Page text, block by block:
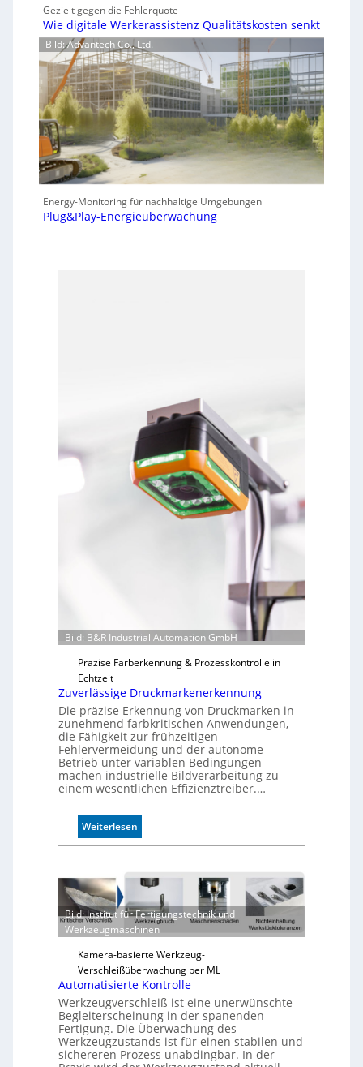
Gezielt gegen die Fehlerquote
Wie digitale Werkerassistenz Qualitätskosten senkt
Bild: Advantech Co., Ltd.
Energy-Monitoring für nachhaltige Umgebungen
Plug&Play-Energieüberwachung
Bild: B&R Industrial Automation GmbH
Präzise Farberkennung & Prozesskontrolle in
Echtzeit
Zuverlässige Druckmarkenerkennung
Die präzise Erkennung von Druckmarken in
zunehmend farbkritischen Anwendungen,
die Fähigkeit zur frühzeitigen
Fehlervermeidung und der autonome
Betrieb unter variablen Bedingungen
machen industrielle Bildverarbeitung zu
einem wesentlichen Effizienztreiber.…
Weiterlesen:
Z
v
e
r
l
ä
i
g
e
D
r
u
Bild: Institut für Fertigungstechnik und
Werkzeugmaschinen
Kamera-basierte Werkzeug-
Verschleißüberwachung per ML
Automatisierte Kontrolle
Werkzeugverschleiß ist eine unerwünschte
Begleiterscheinung in der spanenden
Fertigung. Die Überwachung des
Werkzeugzustands ist für einen stabilen und
sichereren Prozess unabdingbar. In der